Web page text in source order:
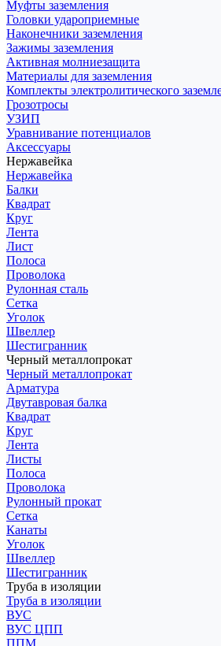
Муфты заземления
Головки удароприемные
Наконечники заземления
Зажимы заземления
Активная молниезащита
Материалы для заземления
Комплекты электролитического
Грозотросы
УЗИП
Уравнивание потенциалов
Аксессуары
Нержавейка
Нержавейка
Балки
Квадрат
Круг
Лента
Лист
Полоса
Проволока
Рулонная сталь
Сетка
Уголок
Швеллер
Шестигранник
Черный металлопрокат
Черный металлопрокат
Арматура
Двутавровая балка
Квадрат
Круг
Лента
Листы
Полоса
Проволока
Рулонный прокат
Сетка
Канаты
Уголок
Швеллер
Шестигранник
Труба в изоляции
Труба в изоляции
ВУС
ВУС ЦПП
ППМ